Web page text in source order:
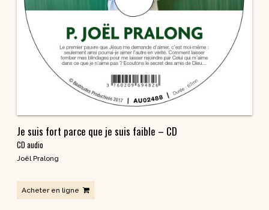
Je suis fort parce que je suis faible – CD
CD audio
Joël Pralong
Acheter en ligne